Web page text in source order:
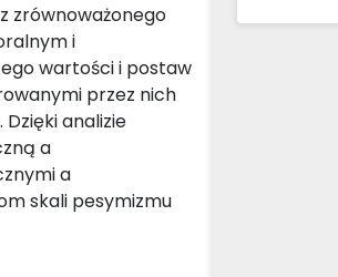
zrównoważonego
i
wartości i postaw
przez nich
analizie
a
a
skali pesymizmu